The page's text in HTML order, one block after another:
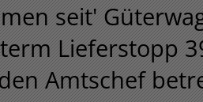
seit'
Lieferstopp
Amtschef